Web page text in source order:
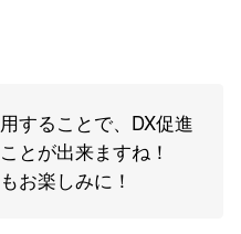
することで、DX促進
とが出来ますね！
お楽しみに！